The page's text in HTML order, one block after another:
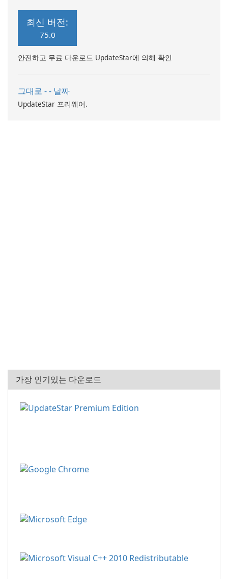
snatch a precious Fluvsies
최신 버전:
75.0
안전하고 무료 다운로드 UpdateStar에 의해 확인
그대로 - - 날짜
UpdateStar 프리웨어.
가장 인기있는 다운로드